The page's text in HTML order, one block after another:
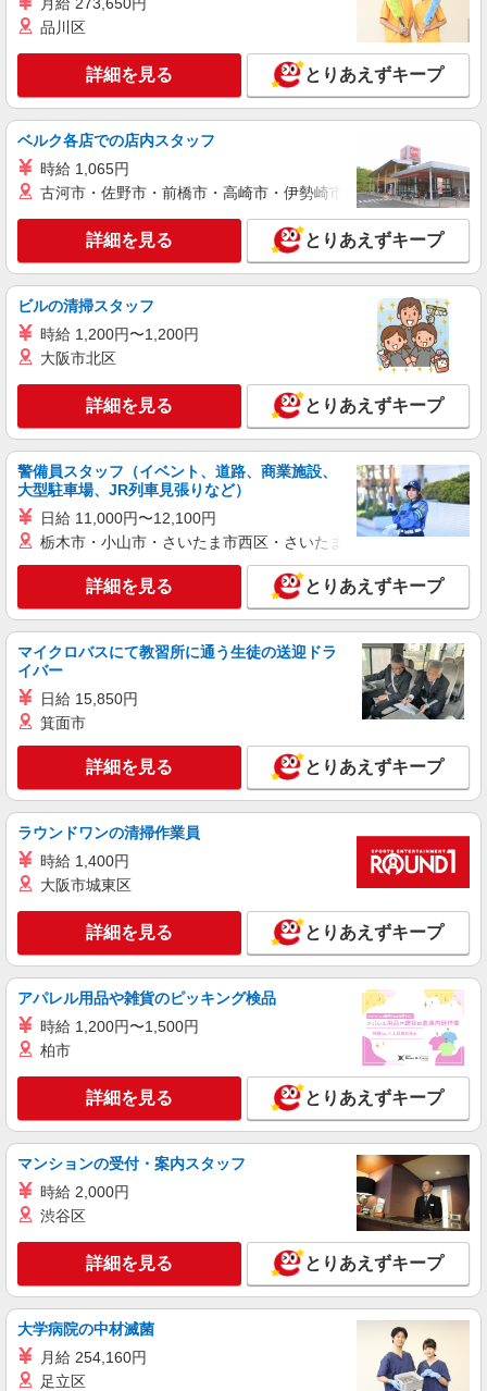
株式会社kotrio /●OK-H-1993634
真庭市＊グループホームSTAFF＊生活のサポ
ート業務を担当
時給1350円〜2062円 ＜日払い有/週払い有/交
真庭市内/周辺エリアでご紹介
キープ 詳細を見る
派遣社員
株式会社kotrio /●OK-H-1993706
真庭市⇒需要のある福祉業界で介護デビュー＊
通費全支給(ガソリン代含む)＞
真庭市内/周辺エリアでご紹介
キープ 詳細を見る
派遣社員
株式会社kotrio /●OK-H-1975733
真庭市｜シニア向けマンションでの生活サポー
ト・フロアの巡回
時給1350円〜2062円 ＜日払い有/週払い有/交
真庭市内/周辺エリアでご紹介
詳細を見る
株式会社kotrio /●OK-H-1993658
真庭市｜サ高住STAFF＊落ち着いた雰囲気で
ゆったりお仕事♪
時給1350円〜2062円 ＜日払い有/週払い有/交
キープ 詳細を見る
派遣社員
株式会社ニッソーネット岡山支社
初任者以上：時給1450円〜1812円 無資格の
方：時給1350円〜1687円
岡山県真庭市
キープ 詳細を見る
派遣社員
株式会社ニッソーネット岡山支社
特養の介護士（資格必須）
初任者以上：時給1450円〜1812円
詳細を見る
品川区
詳細を見る とりあえずキープ
ベルク各店での店内スタッフ
時給 1,065円
古河市・佐野市・前橋市・高崎市・伊勢崎市・太田市・館林市
詳細を見る とりあえずキープ
ビルの清掃スタッフ
時給 1,200円〜1,200円
大阪市北区
詳細を見る とりあえずキープ
警備員スタッフ（イベント、道路、商業施設、
大型駐車場、JR列車見張りなど）
日給 11,000円〜12,100円
栃木市・小山市・さいたま市西区・さいたま市岩槻区・久喜市・
詳細を見る とりあえずキープ
マイクロバスにて教習所に通う生徒の送迎ドラ
イバー
日給 15,850円
箕面市
詳細を見る とりあえずキープ
ラウンドワンの清掃作業員
時給 1,400円
大阪市城東区
詳細を見る とりあえずキープ
アパレル用品や雑貨のピッキング検品
時給 1,200円〜1,500円
柏市
詳細を見る とりあえずキープ
マンションの受付・案内スタッフ
時給 2,000円
渋谷区
詳細を見る とりあえずキープ
大学病院の中材滅菌
月給 254,160円
足立区